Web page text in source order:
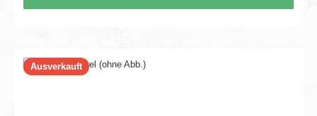
Ausverkauft